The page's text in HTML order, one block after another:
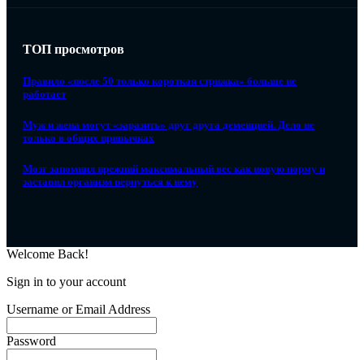
ТОП просмотров
Правило «после 50 только короткая стрижка» больше не
работает
Муж и жена могут «заразить» друг друга деменцией. Дело не
только в общих привычках
Мозг запомнил прежний максимальный вес как новую норму и
заставил организм вернуться к нему
Welcome Back!
Sign in to your account
Username or Email Address
Password